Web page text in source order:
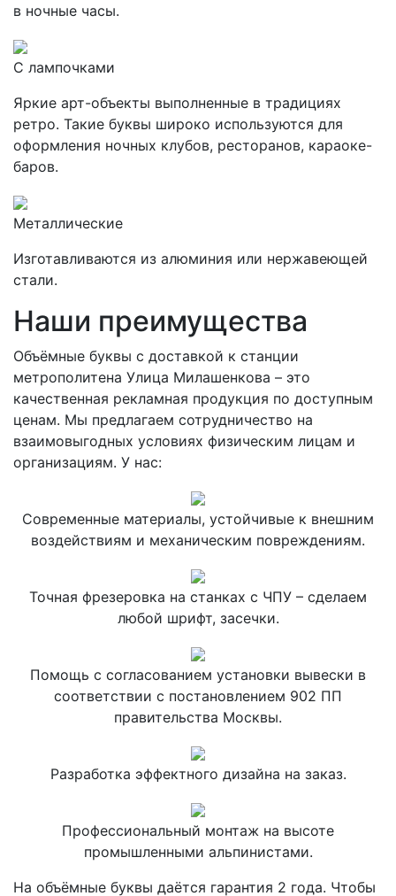
в ночные часы.
С лампочками
Яркие арт-объекты выполненные в традициях
ретро. Такие буквы широко используются для
оформления ночных клубов, ресторанов, караоке-
баров.
Металлические
Изготавливаются из алюминия или нержавеющей
стали.
Наши преимущества
Объёмные буквы с доставкой к станции
метрополитена Улица Милашенкова – это
качественная рекламная продукция по доступным
ценам. Мы предлагаем сотрудничество на
взаимовыгодных условиях физическим лицам и
организациям. У нас:
Современные материалы, устойчивые к внешним
воздействиям и механическим повреждениям.
Точная фрезеровка на станках с ЧПУ – сделаем
любой шрифт, засечки.
Помощь с согласованием установки вывески в
соответствии с постановлением 902 ПП
правительства Москвы.
Разработка эффектного дизайна на заказ.
Профессиональный монтаж на высоте
промышленными альпинистами.
На объёмные буквы даётся гарантия 2 года. Чтобы